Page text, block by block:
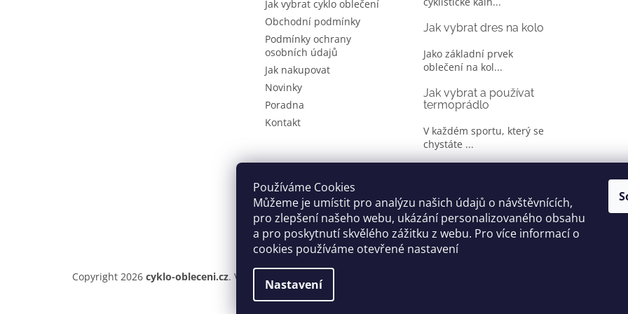
Používáme Cookies
Můžeme je umístit pro analýzu našich údajů o návštěvnících,
pro zlepšení našeho webu, ukázání personalizovaného obsahu
a pro poskytnutí skvělého zážitku z webu. Pro více informací o
cookies používáme otevřené nastavení
Nastavení
Jak vybrat cyklo oblečení
Obchodní podmínky
Podmínky ochrany
osobních údajů
Jak nakupovat
Novinky
Poradna
Kontakt
Jak vybrat dres na kolo
Jako základní prvek
oblečení na kol...
Jak vybrat a používat
termoprádlo
V každém sportu, který se
chystáte ...
Je jen málo cyklistů, kteří si
oble...
Copyright 2026 cyklo-obleceni.cz. Všechna práva vyhrazena.